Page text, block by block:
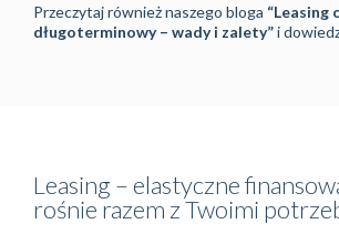
Przeczytaj również naszego bloga “Leasing
długoterminowy – wady i zalety”i
Leasing – elastyczne
rośnie razem z Twoimi